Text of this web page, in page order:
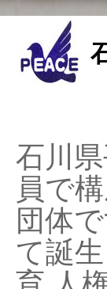
石川
員で
団体
て誕